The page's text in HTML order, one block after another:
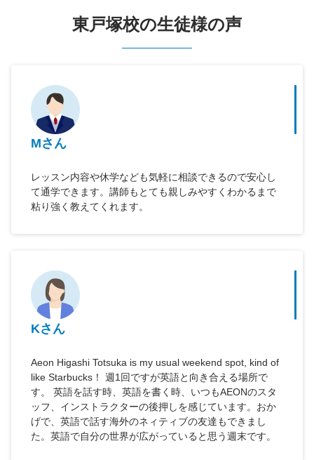
東戸塚校の生徒様の声
Mさん
レッスン内容や休学なども気軽に相談できるので安心し
て通学できます。講師もとても親しみやすくわかるまで
粘り強く教えてくれます。
Kさん
Aeon Higashi Totsuka is my usual weekend spot, kind of
like Starbucks！ 週1回ですが英語と向き合える場所で
す。 英語を話す時、英語を書く時、いつもAEONのスタ
ッフ、インストラクターの後押しを感じています。おか
げで、英語で話す海外のネィティブの友達もできまし
た。英語で自分の世界が広がっていると思う週末です。